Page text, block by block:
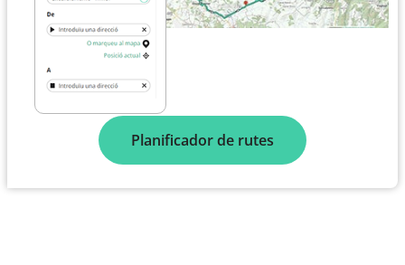
Planificador de rutes